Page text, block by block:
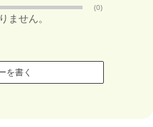
(0)
ません。
を書く